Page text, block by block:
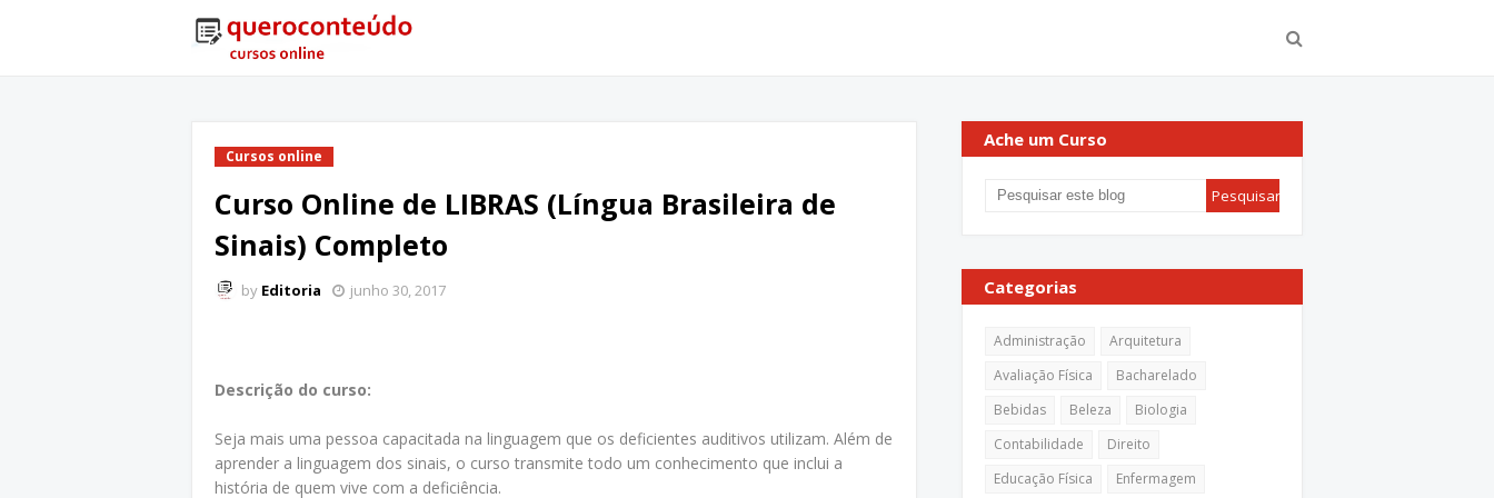
Cursos online
Curso Online de LIBRAS (Língua Brasileira de
Sinais) Completo
by Editoria junho 30, 2017
Descrição do curso:
Seja mais uma pessoa capacitada na linguagem que os deficientes auditivos utilizam. Além de
aprender a linguagem dos sinais, o curso transmite todo um conhecimento que inclui a
história de quem vive com a deficiência.
Ache um Curso
Categorias
Administração
Arquitetura
Avaliação Física
Bacharelado
Bebidas
Beleza
Biologia
Contabilidade
Direito
Educação Física
Enfermagem